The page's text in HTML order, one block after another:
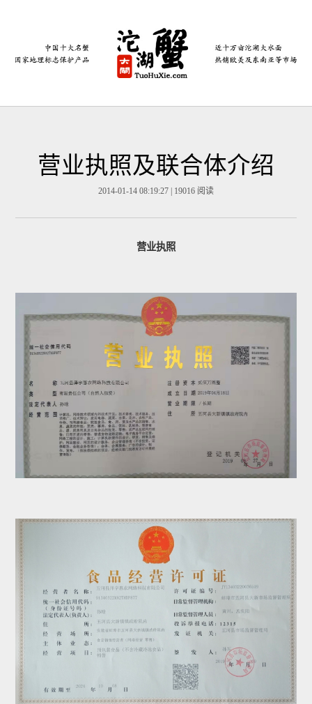
营业执照及联合体介绍
2014-01-14 08:19:27 | 19016 阅读
营业执照